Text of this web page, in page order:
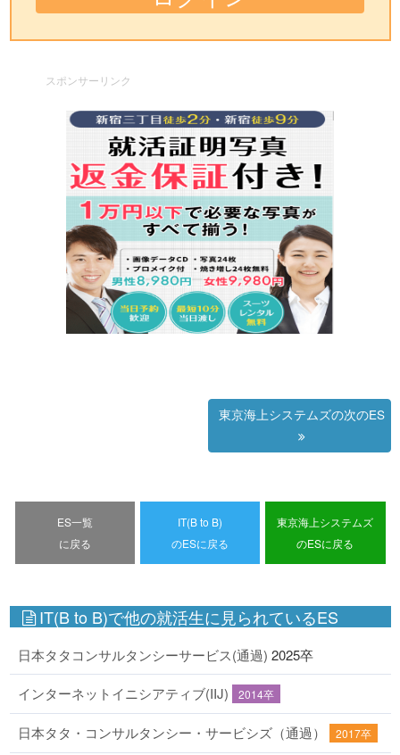
スポンサーリンク
東京海上システムズの次のES
ES一覧
に戻る
IT(B to B)
のESに戻る
東京海上システムズ
のESに戻る
IT(B to B)で他の就活生に見られているES
日本タタコンサルタンシーサービス(通過) 2025卒
インターネットイニシアティブ(IIJ) 2014卒
日本タタ・コンサルタンシー・サービシズ（通過） 2017卒